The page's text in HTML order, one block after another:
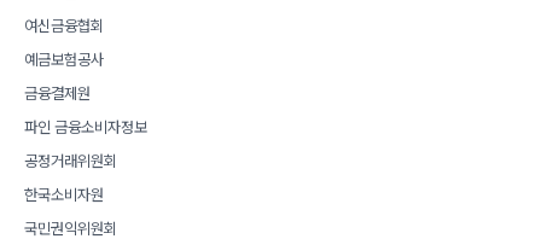
여신금융협회
예금보험공사
금융결제원
파인 금융소비자정보
공정거래위원회
한국소비자원
국민권익위원회